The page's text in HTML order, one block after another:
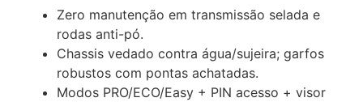
Zero manutenção em transmissão selada e
rodas anti-pó.
Chassis vedado contra água/sujeira; garfos
robustos com pontas achatadas.
Modos PRO/ECO/Easy + PIN acesso + visor